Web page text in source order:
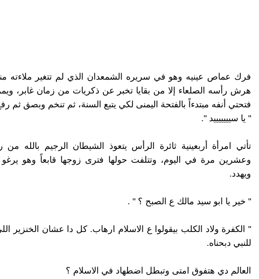
فرك عماص عينيه وهو في سريره الشمعدان الذي لم تتغير ملاءته
هرش رأسه الصلعاء إلا من بقايا تخبر عن ذكريات من زمان غابر،
فتحتي أنفه مبتدءاً بالفتحة اليمنى لكي يتبع السنة، ثم تنخم وبصق ثم
" يا سيييييييد ".
تأتي امرأة أربعينية ثائرة الرأس يتعوذ الشيطان الرجيم بالله من
وعشرين مرة في اليوم، وتتلفت حولها فترى زوجها قابعاً وهو يرغو
ويهدد.
" خير يا ابو سيد مالك ع الصبح ؟ " .
" الكفرة ولاد الكلب بيقولوا ع الاسلام ارهاب. كل دا عشان الخنزير
للنبي دبحناه.
العالم دي هتفوق امتى وتبطل اضطهاد في الاسلام ؟